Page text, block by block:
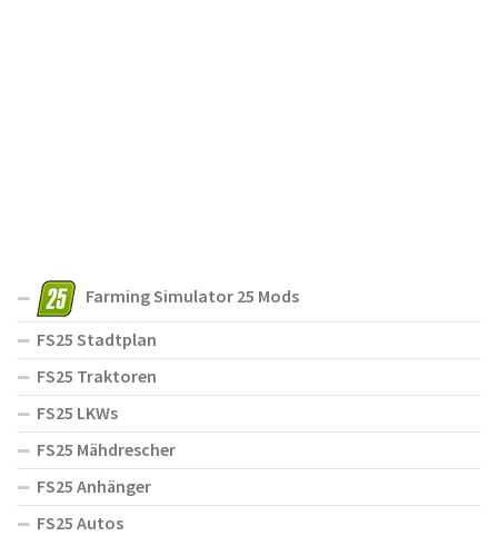
Farming Simulator 25 Mods
FS25 Stadtplan
FS25 Traktoren
FS25 LKWs
FS25 Mähdrescher
FS25 Anhänger
FS25 Autos